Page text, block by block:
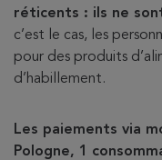
réticents : ils ne
c’est le cas, les
pour des produits
d’habillement.
Les paiements via
Pologne, 1